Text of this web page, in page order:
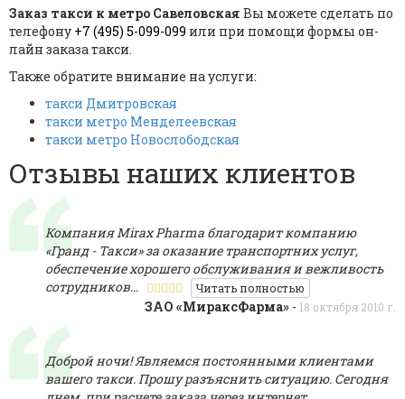
Заказ такси к метро Савеловская Вы можете сделать по
телефону +7 (495) 5-099-099 или при помощи формы он-
лайн заказа такси.
Также обратите внимание на услуги:
такси Дмитровская
такси метро Менделеевская
такси метро Новослободская
Отзывы наших клиентов
Компания Mirах Pharma благодарит компанию
«Гранд - Такси» за оказание транспортних услуг,
обеспечение хорошего обслуживания и вежливость
сотрудников…
Читать полностью
ЗАО «МираксФарма» - 18 октября 2010 г.
Доброй ночи! Являемся постоянными клиентами
вашего такси. Прошу разъяснить ситуацию. Сегодня